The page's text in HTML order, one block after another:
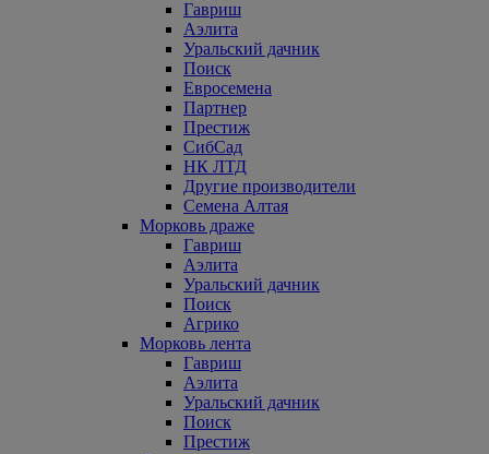
Гавриш
Аэлита
Уральский дачник
Поиск
Евросемена
Партнер
Престиж
СибСад
НК ЛТД
Другие производители
Семена Алтая
Морковь драже
Гавриш
Аэлита
Уральский дачник
Поиск
Агрико
Морковь лента
Гавриш
Аэлита
Уральский дачник
Поиск
Престиж